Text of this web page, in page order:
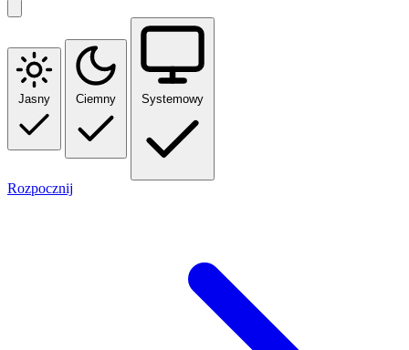
Jasny Ciemny Systemowy
Rozpocznij